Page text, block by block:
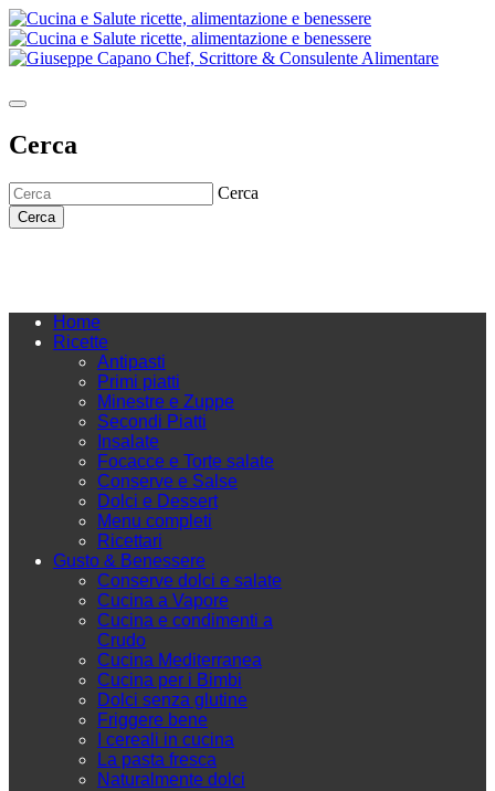
Cerca
Cerca
Cerca
Home
Ricette
Antipasti
Primi piatti
Minestre e Zuppe
Secondi Piatti
Insalate
Focacce e Torte salate
Conserve e Salse
Dolci e Dessert
Menu completi
Ricettari
Gusto & Benessere
Conserve dolci e salate
Cucina a Vapore
Cucina e condimenti a
Crudo
Cucina Mediterranea
Cucina per i Bimbi
Dolci senza glutine
Friggere bene
I cereali in cucina
La pasta fresca
Naturalmente dolci